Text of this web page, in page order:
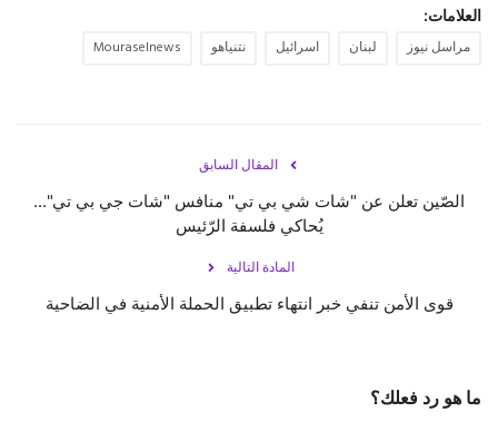
العلامات:
مراسل نيوز لبنان اسرائيل نتنياهو Mouraselnews
المقال السابق
الصّين تعلن عن "شات شي بي تي" منافس "شات جي بي تي"...
يُحاكي فلسفة الرّئيس
المادة التالية
قوى الأمن تنفي خبر انتهاء تطبيق الحملة الأمنية في الضاحية
ما هو رد فعلك؟